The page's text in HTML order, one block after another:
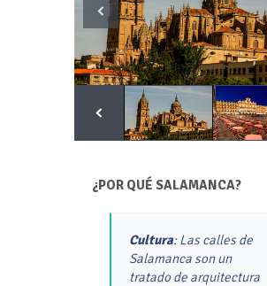
¿POR QUÉ SALAMANCA?
Cultura: Las calles de
Salamanca son un
tratado de arquitectura